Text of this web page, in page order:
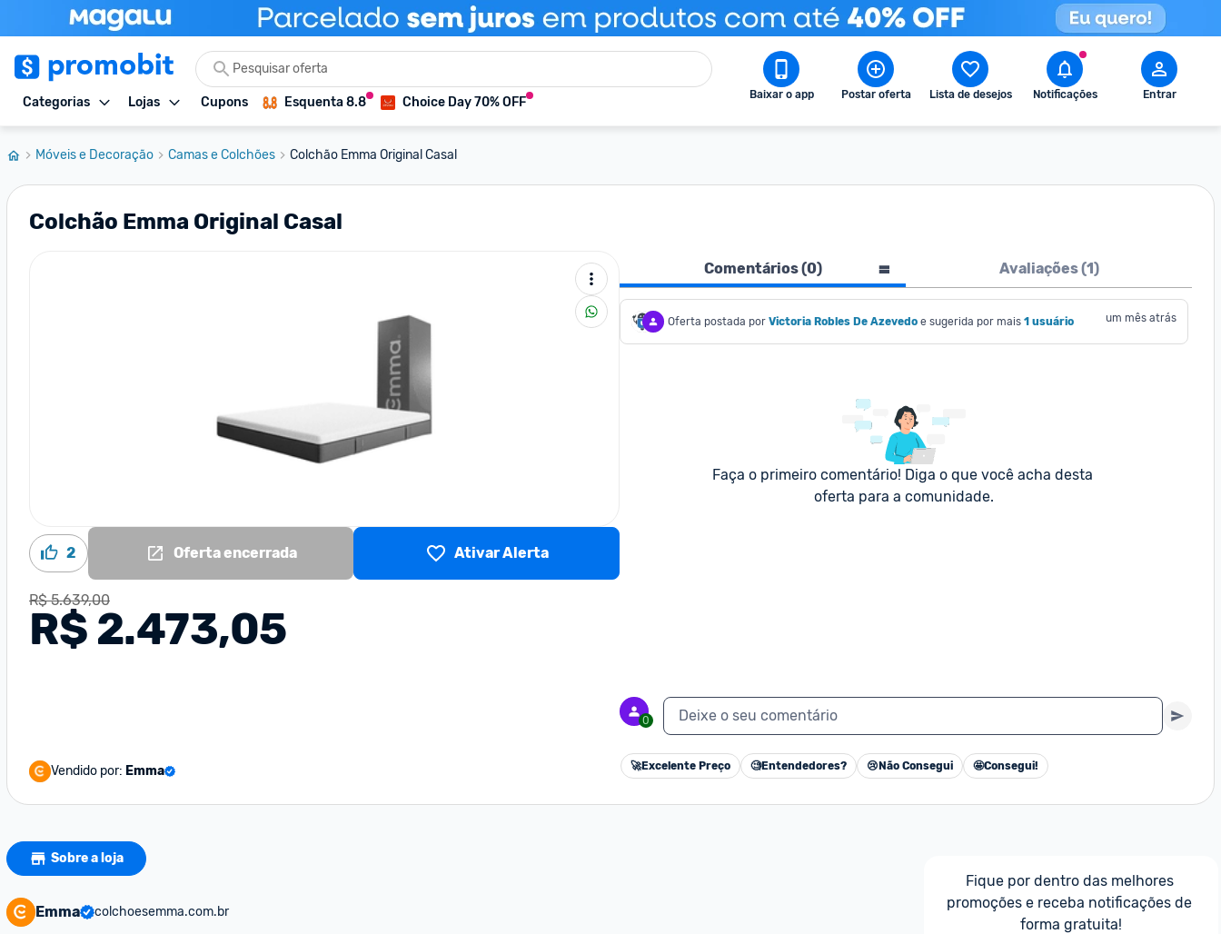
Categorias Lojas Cupons Esquenta 8.8 Choice Day 70% OFF Baixar o app Postar oferta Lista de desejos Notificações Entrar
Móveis e Decoração Camas e Colchões Colchão Emma Original Casal
Colchão Emma Original Casal
2 Oferta encerrada Ativar Alerta
R$ 5.639,00
R$ 2.473,05
Vendido por: Emma
Comentários (0) Avaliações (1)
Oferta postada por Victoria Robles De Azevedo e sugerida por mais 1 usuário um mês atrás
Faça o primeiro comentário! Diga o que você acha desta
oferta para a comunidade.
0 Deixe o seu comentário
🚀Excelente Preço 🧐Entendedores? 😢 Não Consegui 🤩Consegui!
Sobre a loja
Emma colchoesemma.com.br
Fique por dentro das melhores
promoções e receba notificações de
forma gratuita!